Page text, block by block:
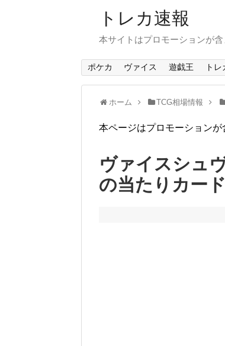
トレカ速報
本サイトはプロモーションが
ポケカ ヴァイス 遊戯王 ト
ホーム TCG相場情報
本ページはプロモーションが
ヴァイスシュ
の当たりカー